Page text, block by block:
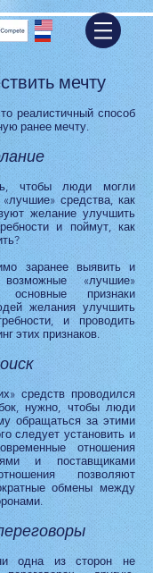
мечту
реалистичный способ
ранее мечту.
чтобы люди могли
средства, как
желание улучшить
и поймут, как
заранее выявить и
«лучшие»
основные признаки
желания улучшить
и проводить
этих признаков.
средств проводился
нужно, чтобы люди
обращаться за этими
следует установить и
отношения
и поставщиками
позволяют
обмены между
одна из сторон не